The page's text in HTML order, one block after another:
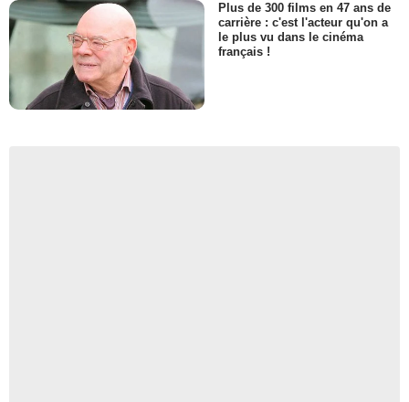
Plus de 300 films en 47 ans de
carrière : c'est l'acteur qu'on a
le plus vu dans le cinéma
français !